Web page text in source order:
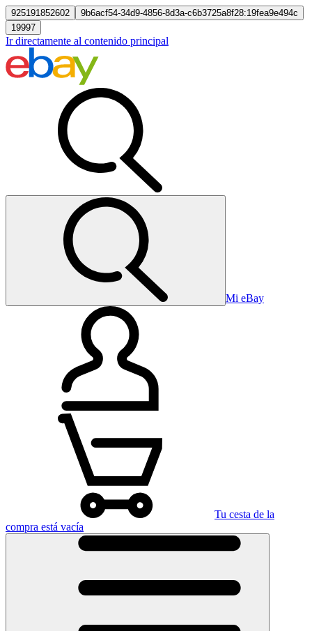
925191852602
9b6acf54-34d9-4856-8d3a-c6b3725a8f28:19fea9e494c
19997
Ir directamente al contenido principal
Mi eBay
Tu cesta de la
compra está vacía